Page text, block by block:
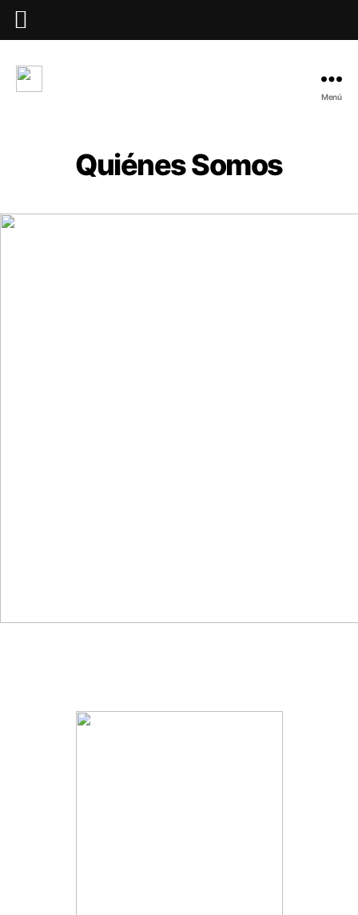
Menú
Quiénes Somos